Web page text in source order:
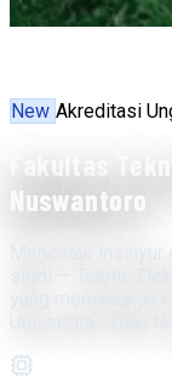
New Akreditasi
Fakultas
Nuswantoro
Mencetak
studi — Teknik